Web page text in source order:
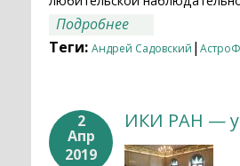
Подробнее
Теги: Андрей Садовский |
2
Апр
2019
ИКИ РАН —